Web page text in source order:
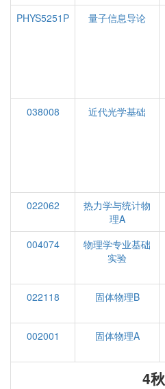
PHYS5251P
量子信息导论
038008
近代光学基础
022062
热力学与统计物
理A
004074
物理学专业基础
实验
022118 固体物理B
002001
固体物理A
4秋